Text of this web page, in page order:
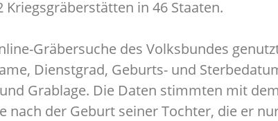
in 46 Staaten.
Gräbersuche des Volksbundes
Dienstgrad, Geburts- und
Grablage. Die Daten stimmten mit
nach der Geburt seiner Tochter, die er